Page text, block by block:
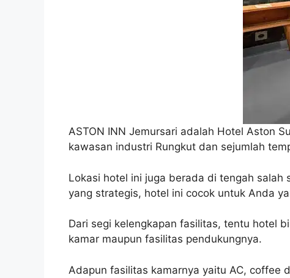
ASTON INN Jemursari adalah Hotel Aston
kawasan industri Rungkut dan sejumlah
Lokasi hotel ini juga berada di tengah salah
yang strategis, hotel ini cocok untuk Anda
Dari segi kelengkapan fasilitas, tentu hotel
kamar maupun fasilitas pendukungnya.
Adapun fasilitas kamarnya yaitu AC, coffee